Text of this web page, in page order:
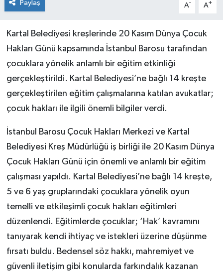
Paylaş A- A+
Kartal Belediyesi kreşlerinde 20 Kasım Dünya Çocuk
Hakları Günü kapsamında İstanbul Barosu tarafından
çocuklara yönelik anlamlı bir eğitim etkinliği
gerçekleştirildi. Kartal Belediyesi’ne bağlı 14 kreşte
gerçekleştirilen eğitim çalışmalarına katılan avukatlar;
çocuk hakları ile ilgili önemli bilgiler verdi.
İstanbul Barosu Çocuk Hakları Merkezi ve Kartal
Belediyesi Kreş Müdürlüğü iş birliği ile 20 Kasım Dünya
Çocuk Hakları Günü için önemli ve anlamlı bir eğitim
çalışması yapıldı. Kartal Belediyesi’ne bağlı 14 kreşte,
5 ve 6 yaş gruplarındaki çocuklara yönelik oyun
temelli ve etkileşimli çocuk hakları eğitimleri
düzenlendi. Eğitimlerde çocuklar; ‘Hak’ kavramını
tanıyarak kendi ihtiyaç ve istekleri üzerine düşünme
fırsatı buldu. Bedensel söz hakkı, mahremiyet ve
güvenli iletişim gibi konularda farkındalık kazanan